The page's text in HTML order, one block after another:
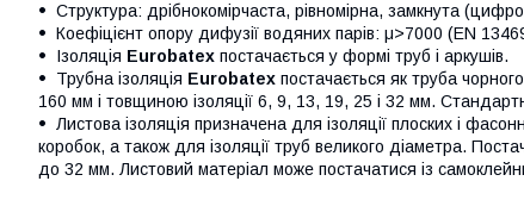
Структура: дрібнокомірчаста, рівномірна, замкнута
Коефіцієнт опору дифузії водяних парів: μ>7000 (EN
Ізоляція Eurobatex постачається у формі труб і аркушів.
Трубна ізоляція Eurobatex постачається як труба
160 мм і товщиною ізоляції 6, 9, 13, 19, 25 і 32 мм.
Листова ізоляція призначена для ізоляції плоских і
коробок, а також для ізоляції труб великого діаметра.
до 32 мм. Листовий матеріал може постачатися із